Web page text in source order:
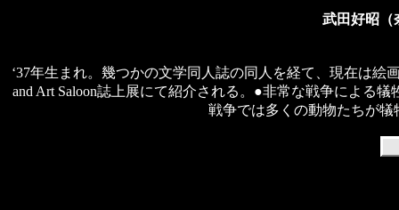
武田好昭
‘37年生まれ。幾つかの文学同人誌の同人を経て、現在は絵
and Art Saloon誌上展にて紹介される。●非常な戦争による
戦争では多くの動物たちが